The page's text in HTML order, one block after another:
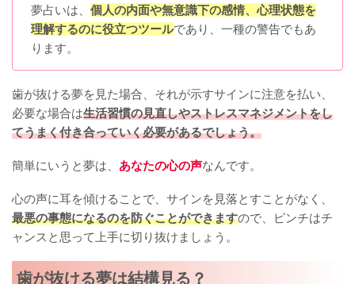
夢占いは、 個人の内面や無意識下の感情、心理状態を
理解するのに役立つツールであり、一種の警告でもあ
ります。
歯が抜ける夢を見た場合、それが示すサインに注意を払い、
必要な場合は生活習慣の見直しやストレスマネジメントをし
てうまく付き合っていく必要があるでしょう。
簡単にいうと夢は、 あなたの心の声なんです。
心の声に耳を傾けることで、サインを見落とすことがなく、
最悪の事態になるのを防ぐことができますので、ピンチはチ
ャンスと思って上手に切り抜けましょう。
歯が抜ける夢は結構見る？